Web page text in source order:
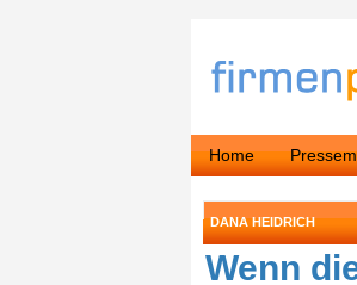
Home
DANA HEIDRICH
Wenn